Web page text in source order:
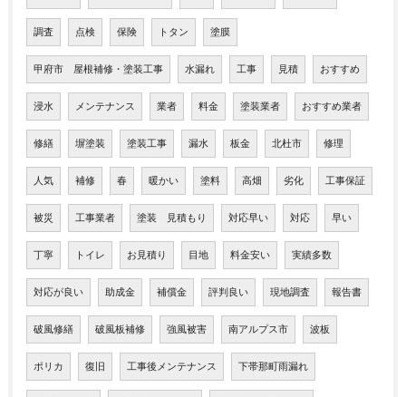
調査 点検 保険 トタン 塗膜
甲府市 屋根補修・塗装工事 水漏れ 工事 見積 おすすめ
浸水 メンテナンス 業者 料金 塗装業者 おすすめ業者
修繕 塀塗装 塗装工事 漏水 板金 北杜市 修理
人気 補修 春 暖かい 塗料 高畑 劣化 工事保証
被災 工事業者 塗装 見積もり 対応早い 対応 早い
丁寧 トイレ お見積り 目地 料金安い 実績多数
対応が良い 助成金 補償金 評判良い 現地調査 報告書
破風修繕 破風板補修 強風被害 南アルプス市 波板
ポリカ 復旧 工事後メンテナンス 下帯那町雨漏れ